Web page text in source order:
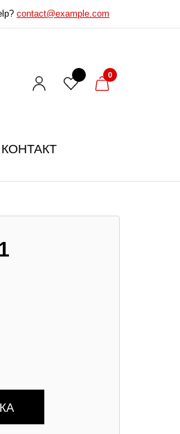
contact@example.com
0
КОНТАКТ